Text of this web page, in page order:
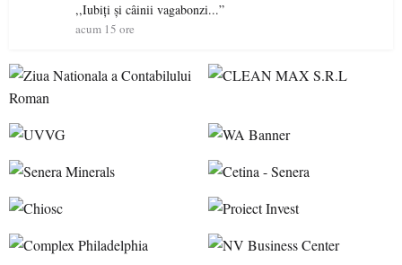
,,Iubiți și câinii vagabonzi...”
acum 15 ore